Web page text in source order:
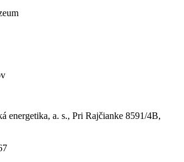
energetika, a. s., Pri Rajčianke 8591/4B,